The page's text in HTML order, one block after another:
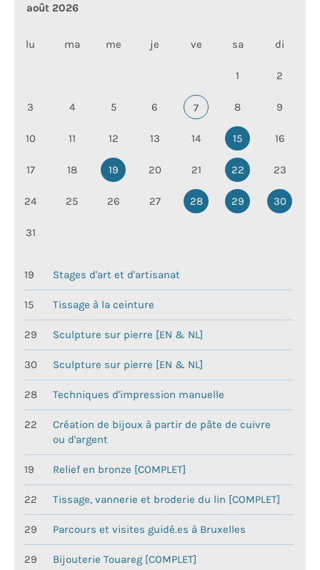
août 2026
lu ma me je ve sa di
1 2
3 4 5 6 7 8 9
10 11 12 13 14 15 16
17 18 19 20 21 22 23
24 25 26 27 28 29 30
31
19 Stages d'art et d'artisanat
15 Tissage à la ceinture
29 Sculpture sur pierre [EN & NL]
30 Sculpture sur pierre [EN & NL]
28 Techniques d'impression manuelle
22
Création de bijoux à partir de pâte de cuivre
ou d'argent
19 Relief en bronze [COMPLET]
22 Tissage, vannerie et broderie du lin [COMPLET]
29 Parcours et visites guidé.es à Bruxelles
29 Bijouterie Touareg [COMPLET]